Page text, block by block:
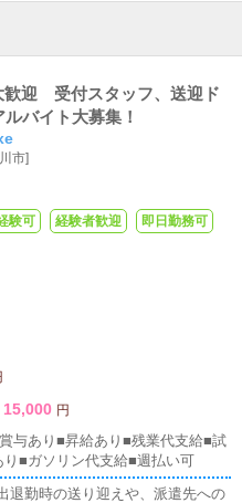
歓迎 受付スタッフ、送迎ド
バイト大募集！
市]
験可 経験者歓迎
即日勤務可
15,000 円
与あり■昇給あり■残業代支給■試
■ガソリン代支給■週払い可
退勤時の送り迎えや、派遣先への